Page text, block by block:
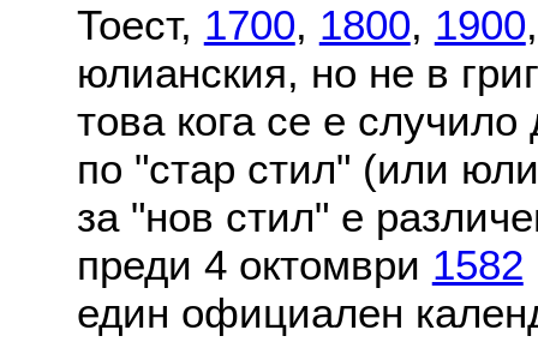
Тоест, 1700, 1800, 1900
юлианския, но не в
това кога се е
по "стар стил" (или
за "нов стил" е
преди 4 октомври 1582
един официален